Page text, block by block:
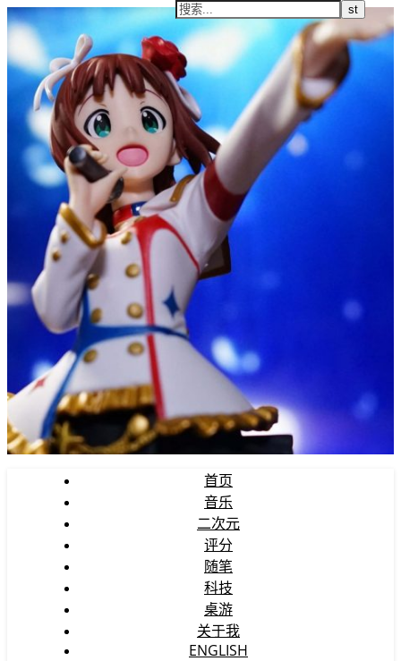
首页
音乐
二次元
评分
随笔
科技
桌游
关于我
ENGLISH